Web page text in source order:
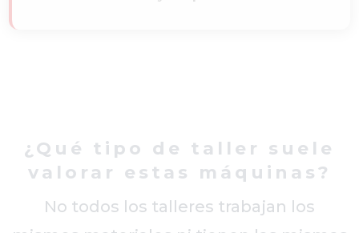
¿Qué tipo de taller suele
valorar estas máquinas?
No todos los talleres trabajan los